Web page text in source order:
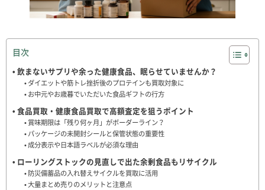
目次
飲まないサプリや余った健康食品、眠らせていませんか？
ダイエットや筋トレ挫折後のプロテインも買取対象に
お中元やお歳暮でいただいた食品ギフトの行方
食品買取・健康食品買取で高額査定を狙うポイント
賞味期限は「残り何ヶ月」がボーダーライン？
パッケージの未開封シールと保管状態の重要性
成分表示や日本語ラベルが必須な理由
ローリングストックの見直しで出た余剰食品もリサイクル
防災備蓄品の入れ替えサイクルを買取に活用
大量まとめ売りのメリットと注意点